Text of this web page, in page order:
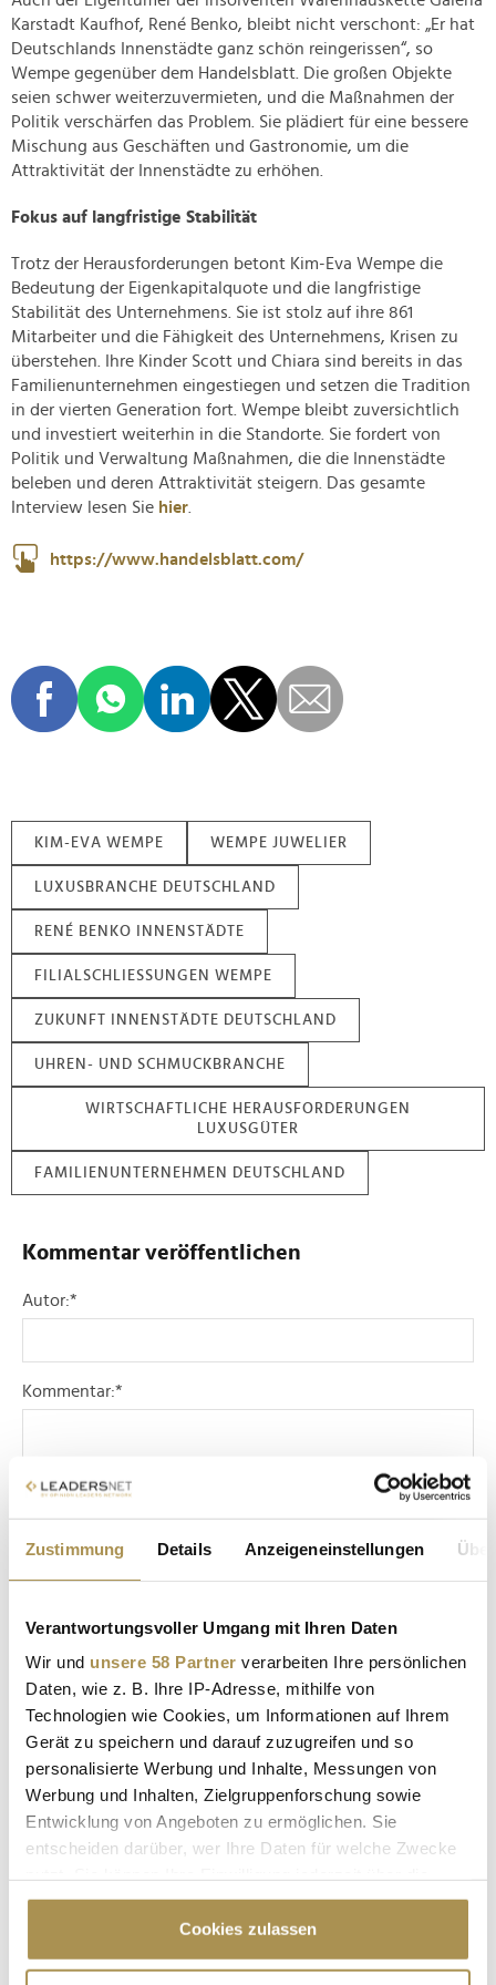
Zustimmung Details Anzeigeneinstellungen
Verantwortungsvoller Umgang mit Ihren Daten
Wir und unsere 58 Partner verarbeiten Ihre persönlichen
Daten, wie z. B. Ihre IP-Adresse, mithilfe von
Technologien wie Cookies, um Informationen auf Ihrem
Gerät zu speichern und darauf zuzugreifen und so
personalisierte Werbung und Inhalte, Messungen von
Werbung und Inhalten, Zielgruppenforschung sowie
Entwicklung von Angeboten zu ermöglichen. Sie
entscheiden darüber, wer Ihre Daten für welche Zwecke
Cookie-Erklärung oder durch Klicken auf das Privacy
Trigger Symbol ändern oder widerrufen
Cookies zulassen
Karstadt Kaufhof, René Benko, bleibt nicht verschont: „Er hat
Deutschlands Innenstädte ganz schön reingerissen“, so
Wempe gegenüber dem Handelsblatt. Die großen Objekte
seien schwer weiterzuvermieten, und die Maßnahmen der
Politik verschärfen das Problem. Sie plädiert für eine bessere
Mischung aus Geschäften und Gastronomie, um die
Attraktivität der Innenstädte zu erhöhen.
Fokus auf langfristige Stabilität
Trotz der Herausforderungen betont Kim-Eva Wempe die
Bedeutung der Eigenkapitalquote und die langfristige
Stabilität des Unternehmens. Sie ist stolz auf ihre 861
Mitarbeiter und die Fähigkeit des Unternehmens, Krisen zu
überstehen. Ihre Kinder Scott und Chiara sind bereits in das
Familienunternehmen eingestiegen und setzen die Tradition
in der vierten Generation fort. Wempe bleibt zuversichtlich
und investiert weiterhin in die Standorte. Sie fordert von
Politik und Verwaltung Maßnahmen, die die Innenstädte
beleben und deren Attraktivität steigern. Das gesamte
Interview lesen Sie hier
https://www.handelsblatt.com/
KIM-EVA WEMPE WEMPE JUWELIER
LUXUSBRANCHE DEUTSCHLAND
RENÉ BENKO INNENSTÄDTE
FILIALSCHLIESSUNGEN WEMPE
ZUKUNFT INNENSTÄDTE DEUTSCHLAND
UHREN- UND SCHMUCKBRANCHE
WIRTSCHAFTLICHE HERAUSFORDERUNGEN
LUXUSGÜTER
FAMILIENUNTERNEHMEN DEUTSCHLAND
Kommentar veröffentlichen
Autor:*
Kommentar:*
Sicherheitscode bestätigen:*
ABSENDEN
* Pflichtfelder.
LEADERSNET.TV
LAUTSCHALTEN